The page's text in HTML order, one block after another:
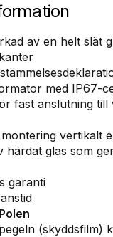
av en helt slät
med IP67-
fast anslutning
vertikalt
härdat glas som
garanti
(skyddsfilm)